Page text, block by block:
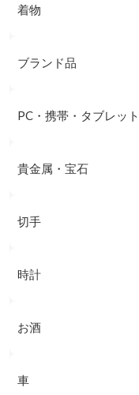
着物
ブランド品
PC・携帯・タブレット
貴金属・宝石
切手
時計
お酒
車